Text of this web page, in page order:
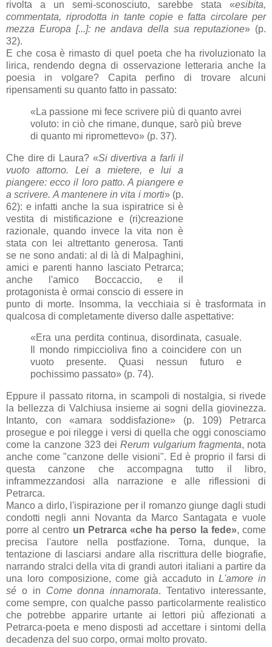
rivolta a un semi-sconosciuto, sarebbe stata «esibita,
commentata, riprodotta in tante copie e fatta circolare per
mezza Europa [...]: ne andava della sua reputazione» (p.
32).
E che cosa è rimasto di quel poeta che ha rivoluzionato la
lirica, rendendo degna di osservazione letteraria anche la
poesia in volgare? Capita perfino di trovare alcuni
ripensamenti su quanto fatto in passato:
«La passione mi fece scrivere più di quanto avrei
voluto: in ciò che rimane, dunque, sarò più breve
di quanto mi ripromettevo» (p. 37).
Che dire di Laura? «Si divertiva a farli il
vuoto attorno. Lei a mietere, e lui a
piangere: ecco il loro patto. A piangere e
a scrivere. A mantenere in vita i morti» (p.
62): e infatti anche la sua ispiratrice si è
vestita di mistificazione e (ri)creazione
razionale, quando invece la vita non è
stata con lei altrettanto generosa. Tanti
se ne sono andati: al di là di Malpaghini,
amici e parenti hanno lasciato Petrarca;
anche l'amico Boccaccio, e il
protagonista è ormai conscio di essere in
punto di morte. Insomma, la vecchiaia si è trasformata in
qualcosa di completamente diverso dalle aspettative:
«Era una perdita continua, disordinata, casuale.
Il mondo rimpiccioliva fino a coincidere con un
vuoto presente. Quasi nessun futuro e
pochissimo passato» (p. 74).
Eppure il passato ritorna, in scampoli di nostalgia, si rivede
la bellezza di Valchiusa insieme ai sogni della giovinezza.
Intanto, con «amara soddisfazione» (p. 109) Petrarca
prosegue e poi rilegge i versi di quella che oggi conosciamo
come la canzone 323 deiRerum vulgarium fragmenta, nota
anche come "canzone delle visioni". Ed è proprio il farsi di
questa canzone che accompagna tutto il libro,
inframmezzandosi alla narrazione e alle riflessioni di
Petrarca.
Manco a dirlo, l'ispirazione per il romanzo giunge dagli studi
condotti negli anni Novanta da Marco Santagata e vuole
porre al centro un Petrarca «che ha perso la fede», come
precisa l'autore nella postfazione. Torna, dunque, la
tentazione di lasciarsi andare alla riscrittura delle biografie,
narrando stralci della vita di grandi autori italiani a partire da
una loro composizione, come già accaduto inL'amore in
sé o in Come donna innamorata. Tentativo interessante,
come sempre, con qualche passo particolarmente realistico
che potrebbe apparire urtante ai lettori più affezionati a
Petrarca-poeta e meno disposti ad accettare i sintomi della
decadenza del suo corpo, ormai molto provato.